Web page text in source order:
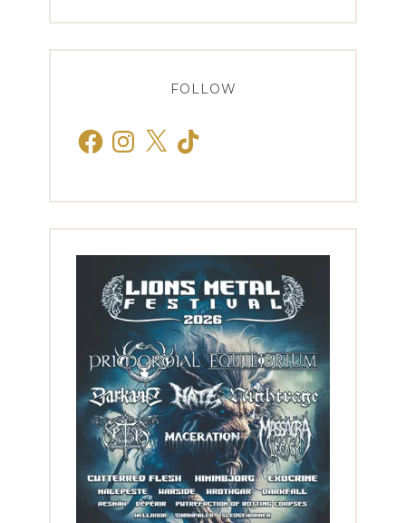
FOLLOW
FacebookInstagram
X TikTok